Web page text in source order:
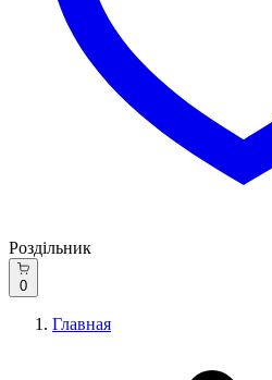
Роздільник
0
Главная